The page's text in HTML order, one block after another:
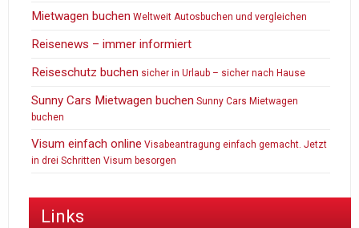
Mietwagen buchen Weltweit Autosbuchen und vergleichen
Reisenews – immer informiert
Reiseschutz buchen sicher in Urlaub – sicher nach Hause
Sunny Cars Mietwagen buchen Sunny Cars Mietwagen
buchen
Visum einfach online Visabeantragung einfach gemacht. Jetzt
in drei Schritten Visum besorgen
Links